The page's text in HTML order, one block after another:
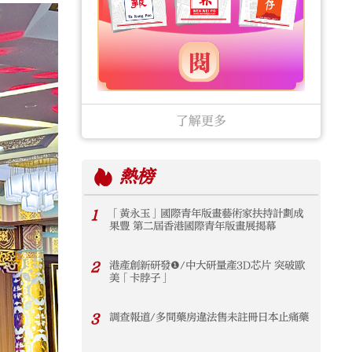
了解更多
熱榜
1
「黃永玉」國際青年版畫藝術家扶持計劃成
果豐 第二屆香港國際青年版畫展揭幕
2
港產創新研發❶/中大研量產3D芯片 突破歐
美「卡脖子」
3 調查報道/多間藥房違法售未註冊日本止痛藥